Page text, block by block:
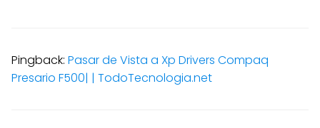
Pingback: Pasar de Vista a Xp Drivers Compaq
Presario F500| | TodoTecnologia.net